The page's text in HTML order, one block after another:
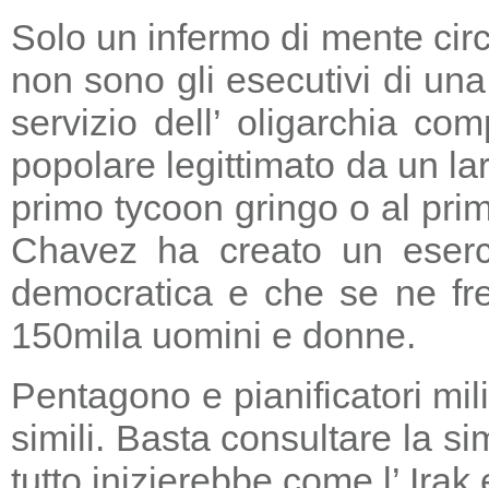
Solo un infermo di mente
non sono gli esecutivi di
servizio dell’ oligarchia
popolare legittimato da un
primo tycoon gringo o al
Chavez ha creato un
democratica e che se ne
150mila uomini e donne.
Pentagono e pianificatori
simili. Basta consultare la